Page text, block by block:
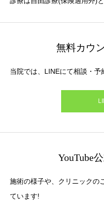
無料カウ
当院では、LINEにて相談・予
YouTube
施術の様子や、クリニックの
ています!